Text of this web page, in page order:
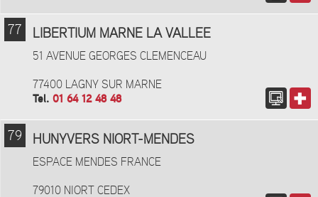
77 LIBERTIUM MARNE LA VALLEE
51 AVENUE GEORGES CLEMENCEAU
77400 LAGNY SUR MARNE
Tel. 01 64 12 48 48
79 HUNYVERS NIORT-MENDES
ESPACE MENDES FRANCE
79010 NIORT CEDEX